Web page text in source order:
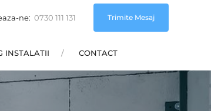
ne: 0730 111 131 Trimite Mesaj
INSTALATII CONTACT